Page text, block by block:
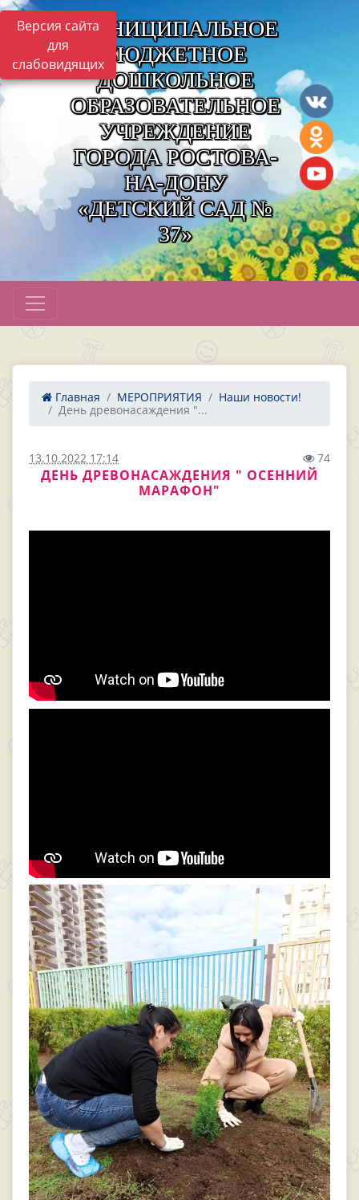
Версия сайта
для
слабовидящих
МУНИЦИПАЛЬНОЕ
БЮДЖЕТНОЕ
ДОШКОЛЬНОЕ
ОБРАЗОВАТЕЛЬНОЕ
УЧРЕЖДЕНИЕ
ГОРОДА РОСТОВА-
НА-ДОНУ
«ДЕТСКИЙ САД №
37»
Главная МЕРОПРИЯТИЯ
Наши новости!
День древонасаждения "...
13.10.2022 17:14 74
ДЕНЬ ДРЕВОНАСАЖДЕНИЯ " ОСЕННИЙ
МАРАФОН"